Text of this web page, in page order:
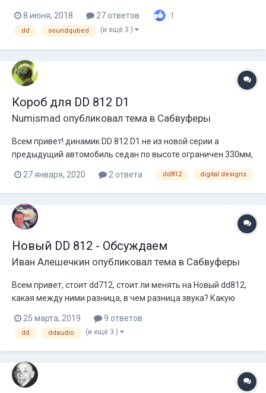
m2b Сабвуферы = 6 DD 812d1 Питание = 3 FIAM180 & WPS253
Фронт пока в процессе... вот немного фоток о проделанной
8 июня, 2018 27 ответов 1
dd soundqubed (и ещё 3 )
Короб для DD 812 D1
Numismad опубликовал тема в Сабвуферы
Всем привет! динамик DD 812 D1 не из новой серии а
предыдущий автомобиль седан по высоте ограничен 330мм,
ширина максимально 910мм материал, шлифованная
фанера 18 мм подскажите пожалуйста литраж, настройку
для фи, тип порта и его направленность под этот динамик и
тип кузова, хочу мясо, а...
27 января, 2020 2 ответа dd812 digital designs
Новый DD 812 - Обсуждаем
Иван Алешечкин опубликовал тема в Сабвуферы
Всем привет, стоит dd712, стоит ли менять на Новый dd812,
какая между ними разница, в чем разница звука? Какую
музыкально
25 марта, 2019 9 ответов
dd ddaudio (и ещё 3 )